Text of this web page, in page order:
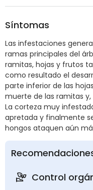
Síntomas
Las infestaciones
ramas principales del
ramitas, hojas y frutos
como resultado el
parte inferior de las
muerte de las ramitas
La corteza muy
apretada y finalmente
hongos ataquen aún
Control